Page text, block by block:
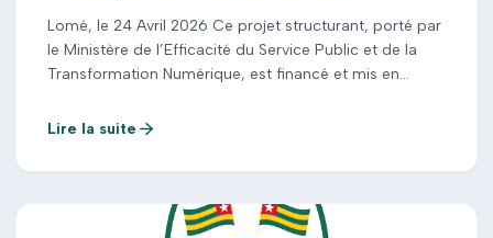
Lomé, le 24 Avril 2026 Ce projet structurant, porté par
le Ministère de l’Efficacité du Service Public et de la
Transformation Numérique, est financé et mis en
Togo, avec l’appui de partenaires européens, dont la
[…]
Lire la suite